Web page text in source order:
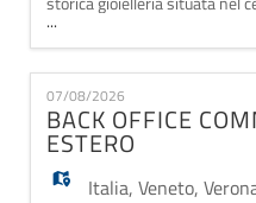
CV
Lingua
EN
FR
Addetto/a alle Vendite. La
Accoglienza e assistenza alla
Presentazione delle
alla vendita; • Cura della
durante tutte le fasi dell'ac
...
07/08/2026
BACK OFFICE
ESTERO
Italia,Veneto,